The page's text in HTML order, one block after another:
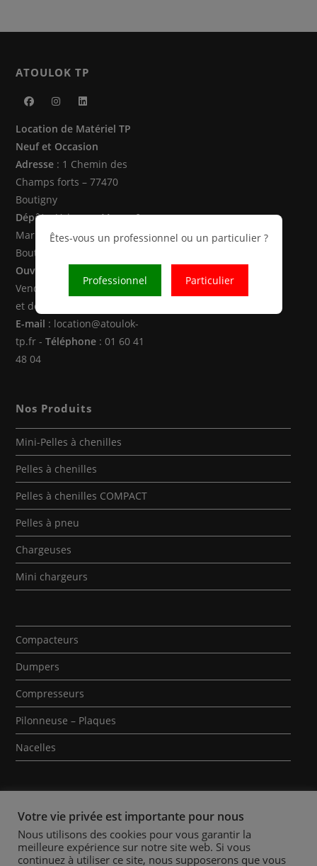
ATOULOK TP
dans
un
nouvel
onglet
dans
un
nouvel
onglet
dans
un
nouvel
onglet
Location de Matériel TP
Neuf et Occasion
Adresse : 1 Chemin des
Champs forts – 77470
Boutigny
Dépôts: Vaire sur Marne &
Marne la Vallée (77470 -
Boutigny)
Ouverture
Vendredi de 8h00 à 12h30
et de 14h00 à 18h00
E-mail : location@atoulok-
tp.fr -Téléphone : 01 60 41
48 04
Nos Produits
Mini-Pelles à chenilles
Pelles à chenilles
Pelles à chenilles COMPACT
Pelles à pneu
Chargeuses
Mini chargeurs
Compacteurs
Dumpers
Compresseurs
Pilonneuse – Plaques
Nacelles
Qui sommes-nous ? Contact Mentions Légales
Votre vie privée est importante pour nous
Nous utilisons des cookies pour vous garantir la
meilleure expérience sur notre site web. Si vous
continuez à utiliser ce site, nous supposerons que vous
Êtes-vous un professionnel ou un particulier ?
Professionnel Particulier